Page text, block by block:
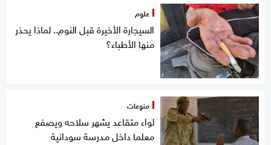
علوم
السيجارة الأخيرة قبل النوم.. لماذا يحذر
منها الأطباء؟
منوعات
لواء متقاعد يشهر سلاحه ويصفع
معلما داخل مدرسة سودانية